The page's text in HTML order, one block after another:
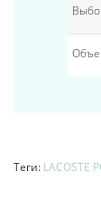
Теги: LACOSTE